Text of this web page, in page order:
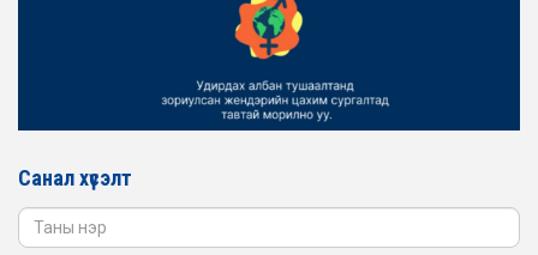
ЖЕНДЭРИЙН ҮНДЭСНИЙ ХОРООНЫ АЖЛЫН АЛБАНЫ
ТӨЛӨӨЛӨЛ БАТЛАН ХАМГААЛАХ ЯАМАНД
Санал хүсэлт